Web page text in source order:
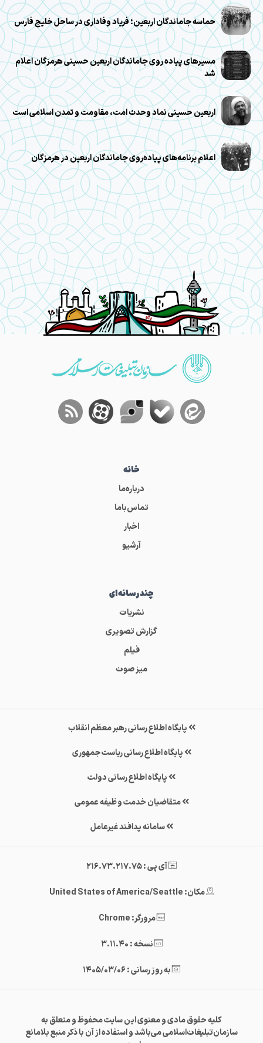
حماسه جاماندگان اربعین؛ فریاد وفاداری در ساحل خلیج فارس
مسیرهای پیاده روی جاماندگان اربعین حسینی هرمزگان اعلام
شد
اربعین حسینی نماد وحدت امت، مقاومت و تمدن اسلامی است
اعلام برنامه‌های پیاده‌روی جاماندگان اربعین در هرمزگان
خانه
درباره‌ما
تماس‌باما
اخبار
آرشیو
چندرسانه‌ای
نشریات
گزارش تصویری
فیلم
میز صوت
پایگاه اطلاع رسانی رهبر معظم انقلاب
پایگاه اطلاع رسانی ریاست جمهوری
پایگاه اطلاع رسانی دولت
متقاضیان خدمت وظیفه عمومی
سامانه پدافند غیرعامل
آی پی : 216.73.217.75
مکان: United States of America/Seattle
مرورگر: Chrome
نسخه : 3.11.40
به روز رسانی : 1405/03/06
کلیه حقوق مادی و معنوی این سایت محفوظ و متعلق به
سازمان‌تبلیغات‌اسلامی می‌باشد و استفاده از آن با ذکر منبع بلامانع